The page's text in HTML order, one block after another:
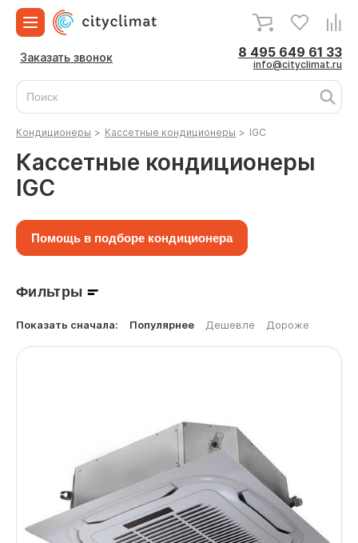
Заказать звонок 8 495 649 61 33
info@cityclimat.ru
Кондиционеры > Кассетные кондиционеры > IGC
Кассетные кондиционеры
IGC
Помощь в подборе кондиционера
Фильтры
Показать сначала: Популярнее Дешевле Дороже